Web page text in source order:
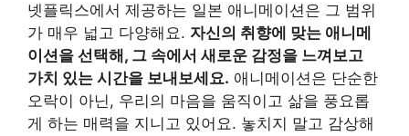
넷플릭스에서 제공하는 일본 애니메이션은 그 범위
가 매우 넓고 다양해요. 자신의 취향에 맞는 애니메
이션을 선택해, 그 속에서 새로운 감정을 느껴보고
가치 있는 시간을 보내보세요. 애니메이션은 단순한
오락이 아닌, 우리의 마음을 움직이고 삶을 풍요롭
게 하는 매력을 지니고 있어요. 놓치지 말고 감상해